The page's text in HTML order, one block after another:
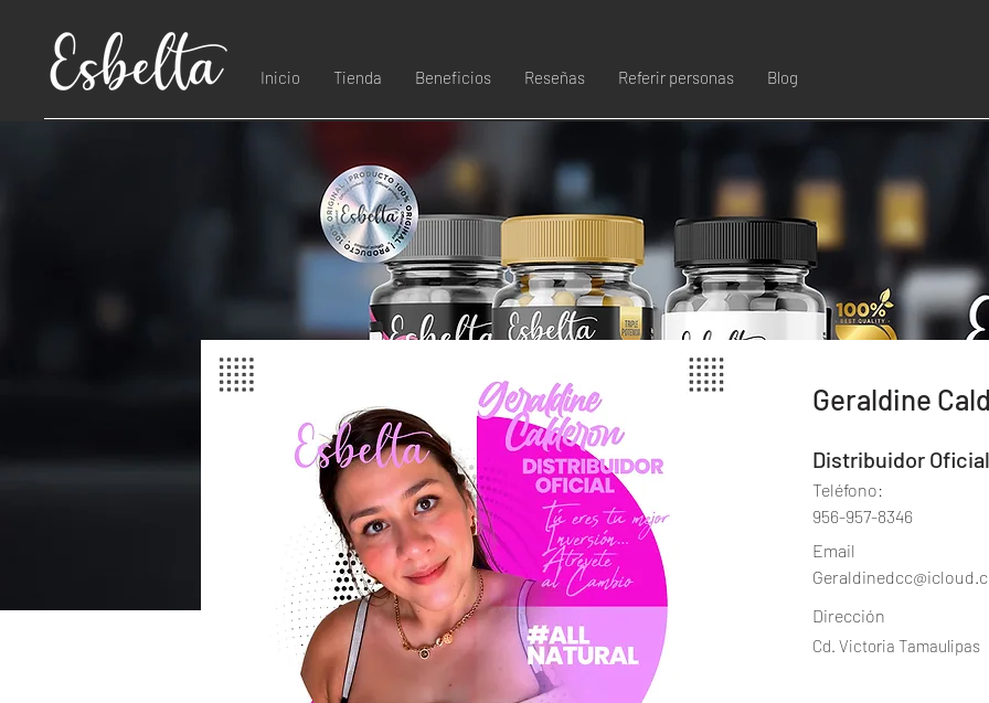
Inicio Tienda Beneficios Reseñas Referir personas Blog
Geraldine
Distribuidor Oficial
Teléfono:
956-957-8346
Email
Dirección
Cd. Victoria Tamaulipas